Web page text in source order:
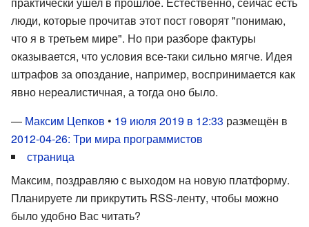
люди, которые прочитав этот пост говорят "понимаю,
что я в третьем мире". Но при разборе фактуры
оказывается, что условия все-таки сильно мягче. Идея
штрафов за опоздание, например, воспринимается как
явно нереалистичная, а тогда оно было.
— Максим Цепков • 19 июля 2019 в 12:33 размещён в
2012-04-26: Три мира программистов
страница
Максим, поздравляю с выходом на новую платформу.
Планируете ли прикрутить RSS-ленту, чтобы можно
было удобно Вас читать?